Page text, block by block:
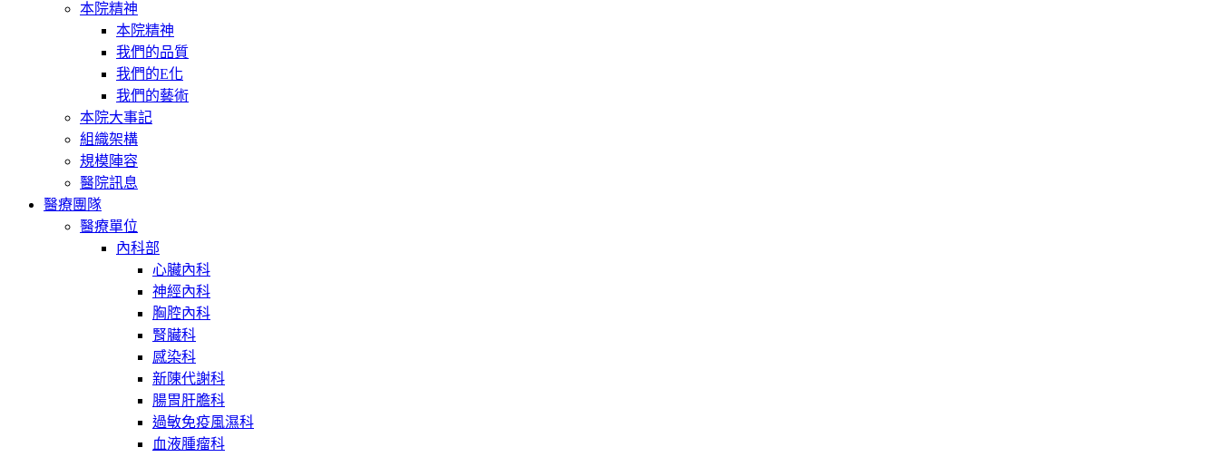
本院精神
本院精神
我們的品質
我們的E化
我們的藝術
本院大事記
組織架構
規模陣容
醫院訊息
醫療團隊
醫療單位
內科部
心臟內科
神經內科
胸腔內科
腎臟科
感染科
新陳代謝科
腸胃肝膽科
過敏免疫風濕科
血液腫瘤科